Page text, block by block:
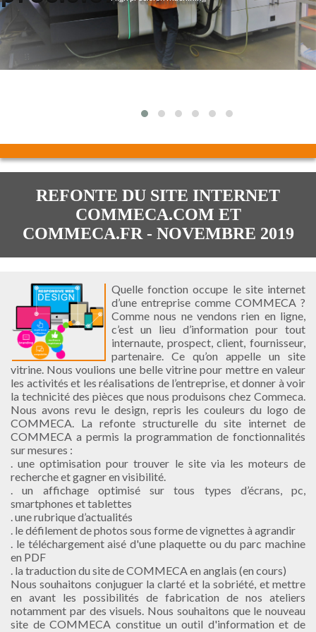
REFONTE DU SITE INTERNET
COMMECA.COM ET
COMMECA.FR - NOVEMBRE 2019
Quelle fonction occupe le site internet
d’une entreprise comme COMMECA ?
Comme nous ne vendons rien en ligne,
c’est un lieu d’information pour tout
internaute, prospect, client, fournisseur,
partenaire. Ce qu’on appelle un site
vitrine. Nous voulions une belle vitrine pour mettre en valeur
les activités et les réalisations de l’entreprise, et donner à voir
la technicité des pièces que nous produisons chez Commeca.
Nous avons revu le design, repris les couleurs du logo de
COMMECA. La refonte structurelle du site internet de
COMMECA a permis la programmation de fonctionnalités
sur mesures :
. une optimisation pour trouver le site via les moteurs de
recherche et gagner en visibilité.
. un affichage optimisé sur tous types d’écrans, pc,
smartphones et tablettes
. une rubrique d’actualités
. le défilement de photos sous forme de vignettes à agrandir
. le téléchargement aisé d'une plaquette ou du parc machine
en PDF
. la traduction du site de COMMECA en anglais (en cours)
Nous souhaitons conjuguer la clarté et la sobriété, et mettre
en avant les possibilités de fabrication de nos ateliers
notamment par des visuels. Nous souhaitons que le nouveau
site de COMMECA constitue un outil d'information et de